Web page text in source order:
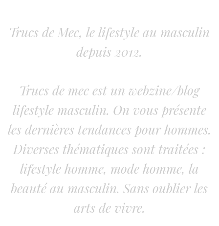
Trucs de Mec, le lifestyle au masculin
depuis 2012.
Trucs de mec est un webzine/blog
lifestyle masculin. On vous présente
les dernières tendances pour hommes.
Diverses thématiques sont traitées :
lifestyle homme, mode homme, la
beauté au masculin. Sans oublier les
arts de vivre.